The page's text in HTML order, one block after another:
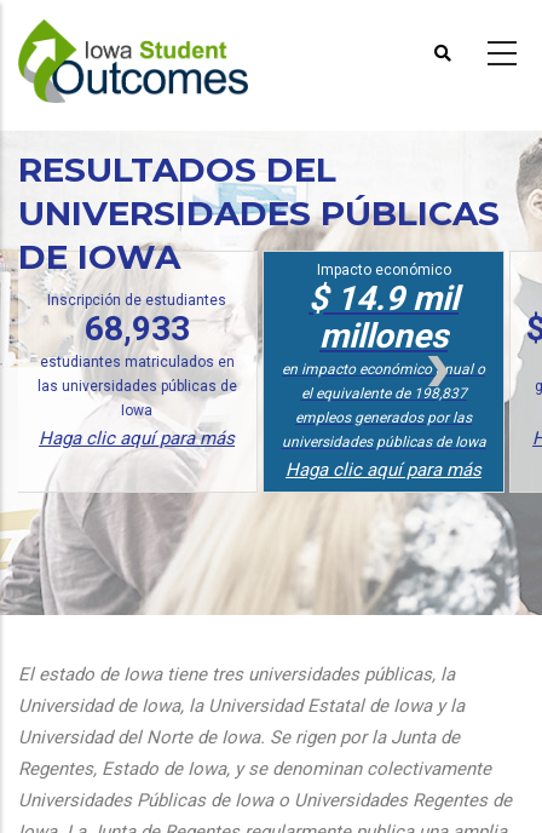
Pasar
contenido
principal
actions
RESULTADOS DEL
UNIVERSIDADES PÚBLICAS
DE IOWA
de estudiantes
68,933
matriculados en
públicas de
clic aquí para más
Impacto económico
$ 14.9 mil
millones
en impacto económico anual o
el equivalente de 198,837
empleos generados por las
universidades públicas de Iowa
Haga clic aquí para más
Análisis
$
en
graduados
Haga clic
El estado de Iowa tiene tres universidades públicas, la
Universidad de Iowa, la Universidad Estatal de Iowa y la
Universidad del Norte de Iowa. Se rigen por la Junta de
Regentes, Estado de Iowa, y se denominan colectivamente
Universidades Públicas de Iowa o Universidades Regentes de